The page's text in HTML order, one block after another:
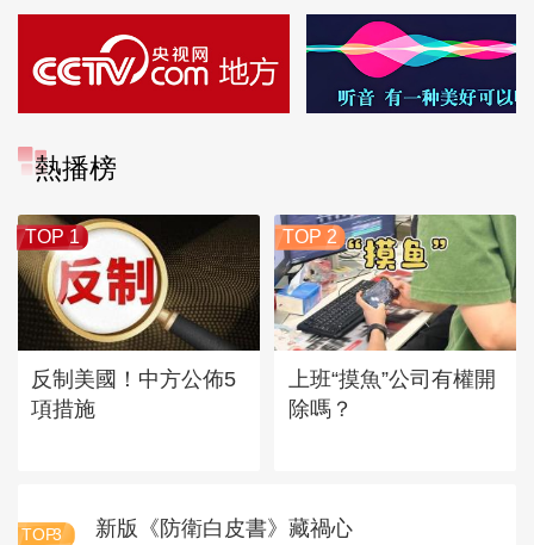
熱播榜
TOP 1
反制美國！中方公佈5
項措施
TOP 2
上班“摸魚”公司有權開
除嗎？
TOP3 新版《防衛白皮書》藏禍心